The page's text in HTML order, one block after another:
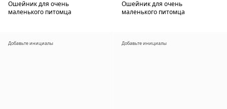
Ошейник для очень
маленького питомца
Ошейник для очень
маленького питомца
Добавьте инициалы Добавьте инициалы